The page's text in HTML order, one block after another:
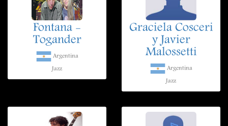
Fontana -
Togander
Argentina
Jazz
Graciela Cosceri
y Javier
Malossetti
Argentina
Jazz